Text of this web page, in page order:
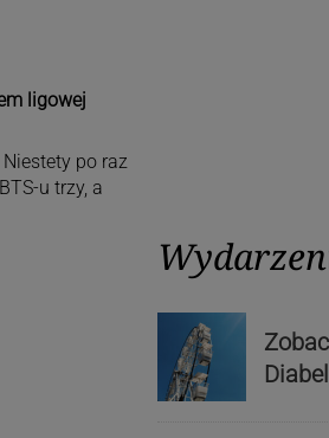
ligowej
po raz
u trzy, a